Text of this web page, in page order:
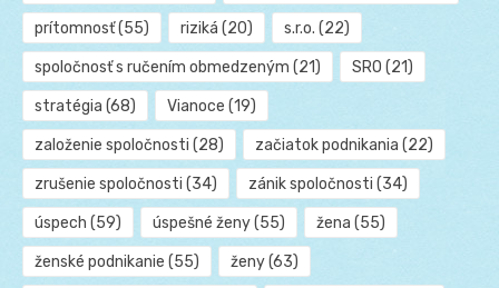
prítomnosť(55) riziká (20) s.r.o. (22)
spoločnosť s ručením obmedzeným (21) SRO (21)
stratégia (68) Vianoce (19)
založenie spoločnosti (28) začiatok podnikania (22)
zrušenie spoločnosti (34) zánik spoločnosti (34)
úspech (59) úspešné ženy(55) žena (55)
ženské podnikanie (55) ženy(63)